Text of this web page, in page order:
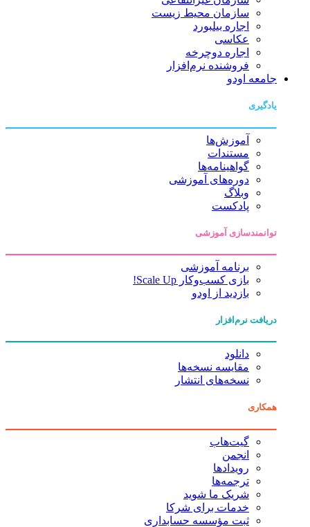
سازمان محیط زیست
اجاره بیلبورد
عکاسی
اجاره دوچرخه
فروشنده نرم‌افزار
جامعه اودو
یادگیری
آموزش‌ها
مستندات
گواهینامه‌ها
دوره‌های آموزشی
وبلاگ
پادکست
توانمندسازی آموزشی
برنامه آموزشی
بازی کسب‌وکار Scale Up!
بازدید از اودو
دریافت نرم‌افزار
دانلود
مقایسه نسخه‌ها
نسخه‌های انتشار
همکاری
گیت‌هاب
انجمن
رویدادها
ترجمه‌ها
شریک ما شوید
خدمات برای شرکا
ثبت مؤسسه حسابداری